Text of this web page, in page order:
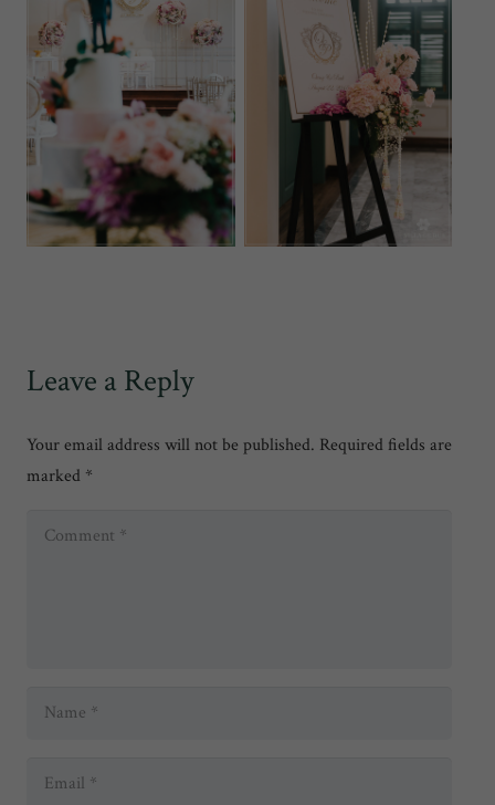
Leave a Reply
Your email address will not be published. Required fields are
marked *